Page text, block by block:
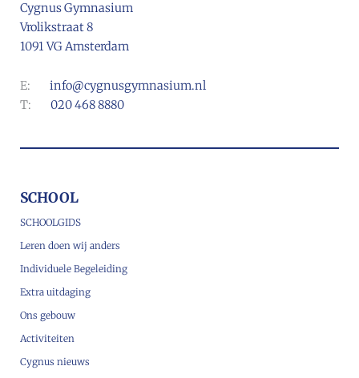
Cygnus Gymnasium
Vrolikstraat 8
1091 VG Amsterdam
E: info@cygnusgymnasium.nl
T: 020 468 8880
SCHOOL
SCHOOLGIDS
Leren doen wij anders
Individuele Begeleiding
Extra uitdaging
Ons gebouw
Activiteiten
Cygnus nieuws